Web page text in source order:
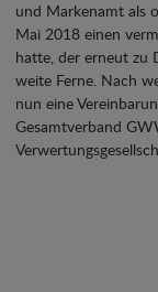
und Markenamt als
Mai 2018 einen
hatte, der erneut zu
weite Ferne. Nach
nun eine
Gesamtverband